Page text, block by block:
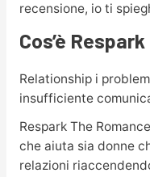
recensione, io ti
Cos’è
Relationship i
insufficiente
Respark The
che aiuta sia donne
relazioni